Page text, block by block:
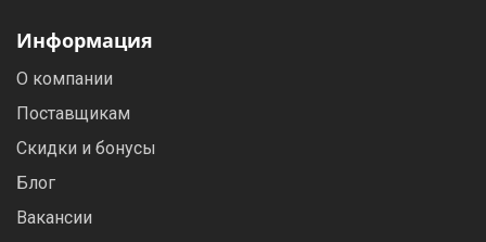
Информация
О компании
Поставщикам
Скидки и бонусы
Блог
Вакансии